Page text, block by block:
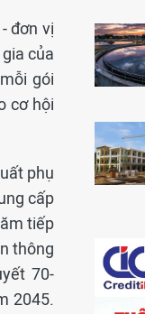
đơn vị
của
gói
cơ hội
phụ
cấp
tiếp
thông
70-
2045.